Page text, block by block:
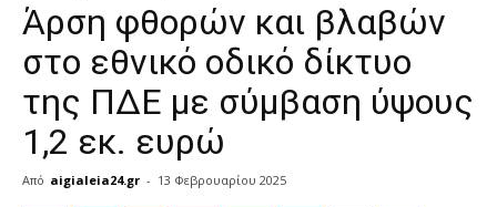
Άρση φθορών και βλαβών
στο εθνικό οδικό δίκτυο
της ΠΔΕ με σύμβαση ύψους
1,2 εκ. ευρώ
Από aigialeia24.gr - 13 Φεβρουαρίου 2025